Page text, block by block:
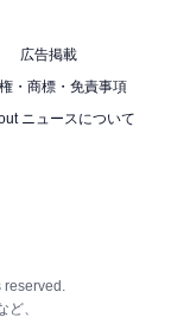
広告掲載
・商標・免責事項
ニュースについて
reserved.
、